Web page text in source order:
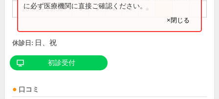
16:30～19:30 ● ● ● ●
に必ず医療機関に直接ご確認ください。
×閉じる
休診日: 日、祝
初診受付
口コミ